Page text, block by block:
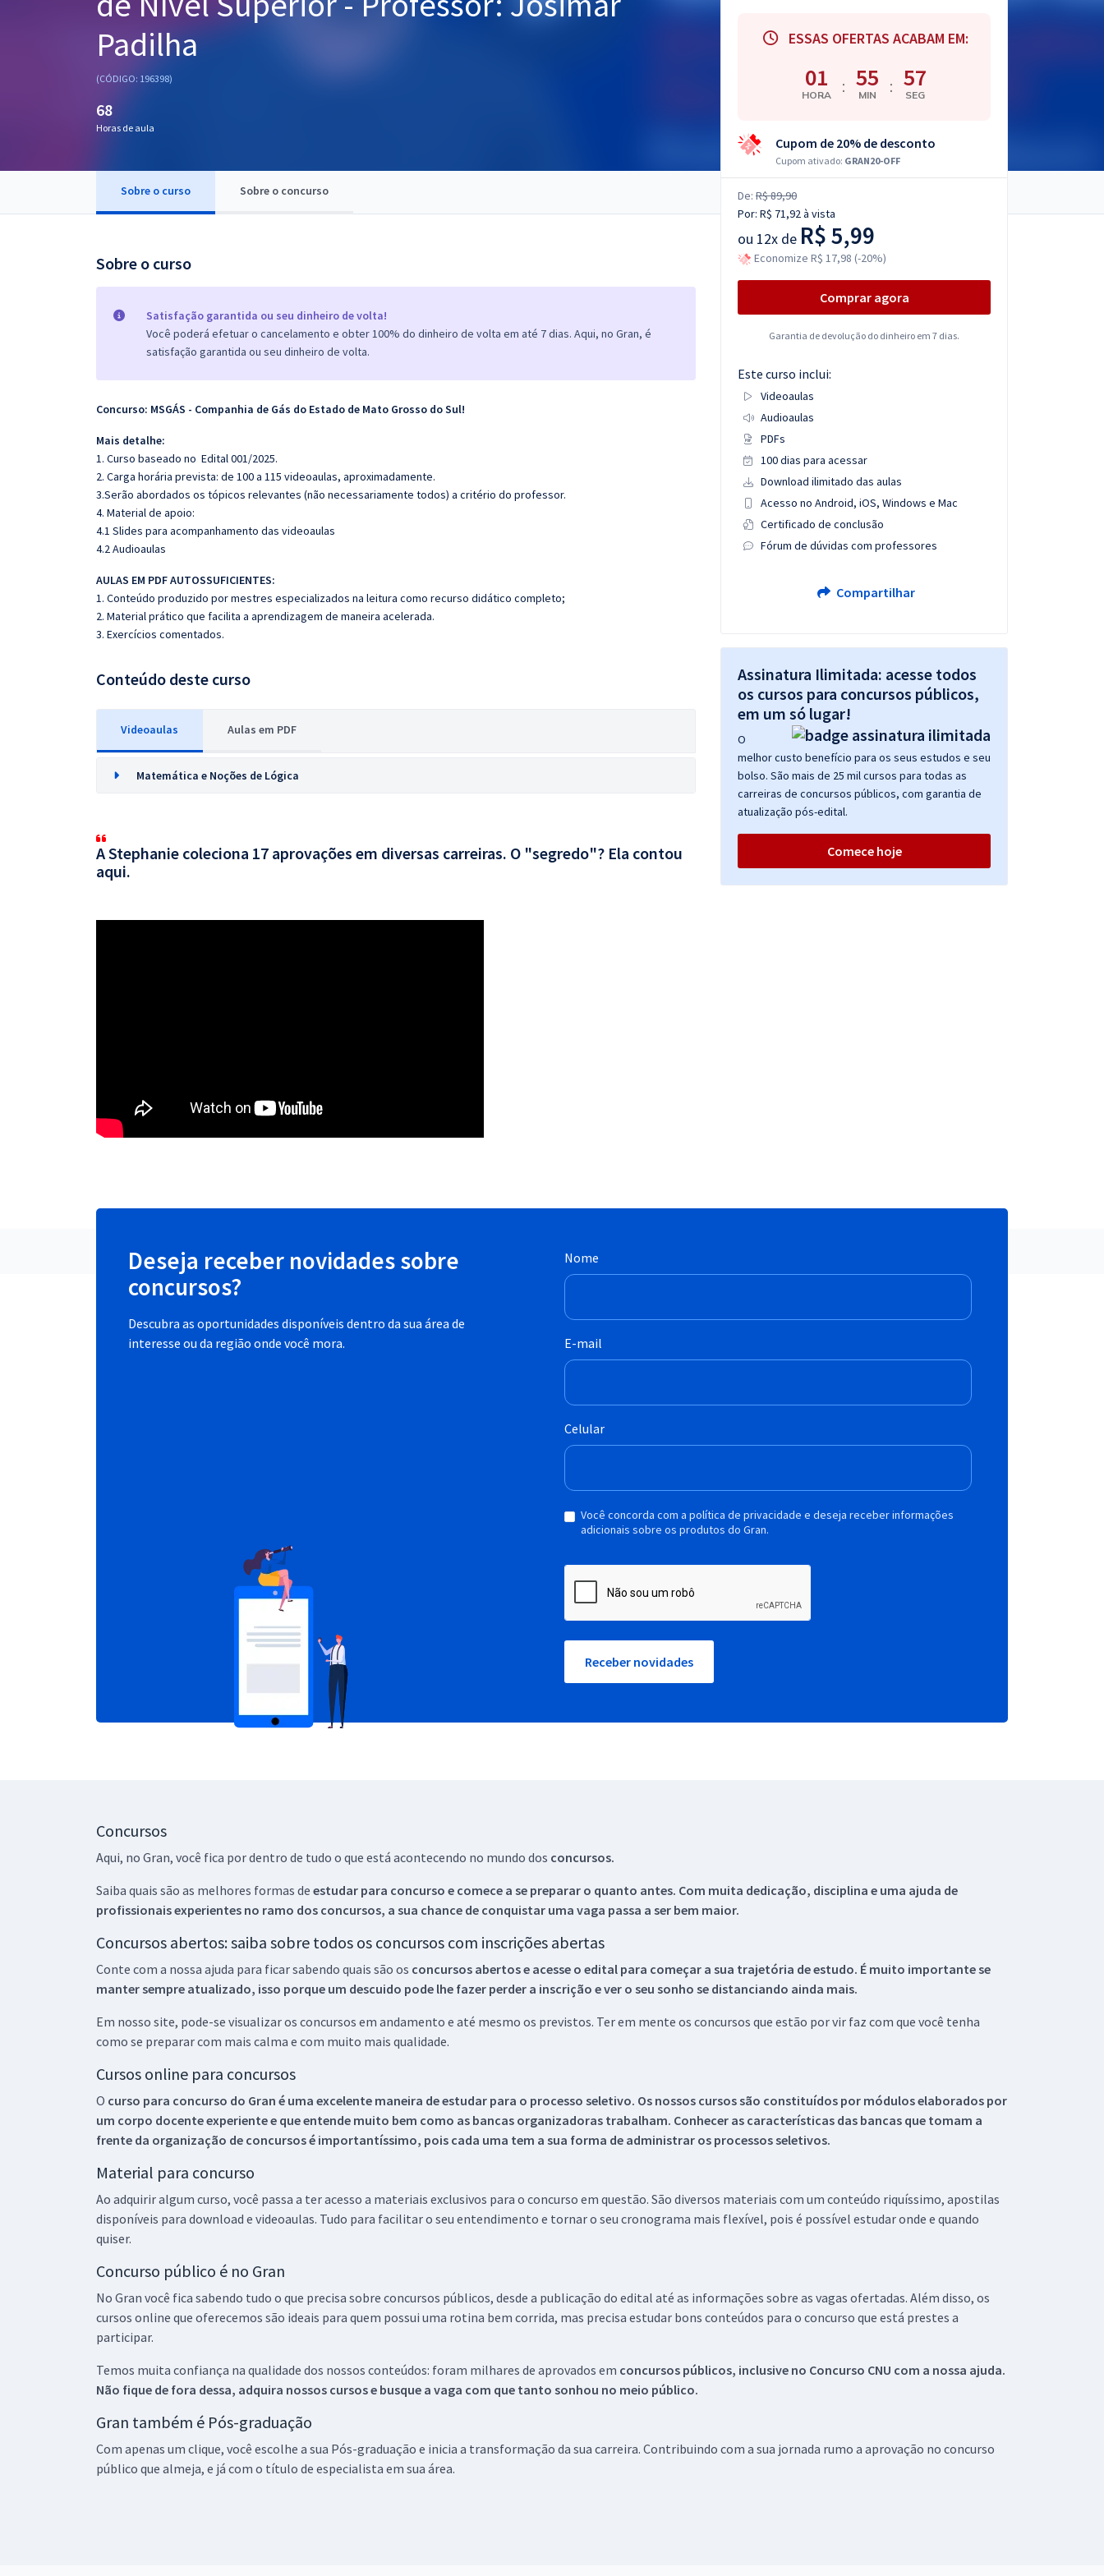
Questões grátis
Padilha
(CÓDIGO: 196398)
68
Horas de aula
Sobre o curso Sobre o concurso
Sobre o curso
Satisfação garantida ou seu dinheiro de volta!
Você poderá efetuar o cancelamento e obter 100% do dinheiro de volta em até 7 dias. Aqui, no Gran, é
satisfação garantida ou seu dinheiro de volta.
Concurso: MSGÁS - Companhia de Gás do Estado de Mato Grosso do Sul!
Mais detalhe:
1. Curso baseado no Edital 001/2025.
2. Carga horária prevista: de 100 a 115 videoaulas, aproximadamente.
3.Serão abordados os tópicos relevantes (não necessariamente todos) a critério do professor.
4. Material de apoio:
4.1 Slides para acompanhamento das videoaulas
4.2 Audioaulas
AULAS EM PDF AUTOSSUFICIENTES:
1. Conteúdo produzido por mestres especializados na leitura como recurso didático completo;
2. Material prático que facilita a aprendizagem de maneira acelerada.
3. Exercícios comentados.
Conteúdo deste curso
Videoaulas Aulas em PDF
Matemática e Noções de Lógica
A Stephanie coleciona 17 aprovações em diversas carreiras. O "segredo"? Ela contou
aqui.
ESSAS OFERTAS ACABAM EM:
01
HORA : 55
MIN : 56
SEG
Cupom de 20% de desconto
Cupom ativado: GRAN20-OFF
De: R$ 89,90
Por: R$ 71,92à vista
ou 12x de R$ 5,99
Economize R$ 17,98 (-20%)
Comprar agora
Garantia de devolução do dinheiro em 7 dias.
Este curso inclui:
Videoaulas
Audioaulas
PDFs
100 dias para acessar
Download ilimitado das aulas
Acesso no Android, iOS, Windows e Mac
Certificado de conclusão
Fórum de dúvidas com professores
Compartilhar
Assinatura Ilimitada: acesse todos
os cursos para concursos públicos,
em um só lugar!
O
melhor custo benefício para os seus estudos e seu
bolso. São mais de 25 mil cursos para todas as
carreiras de concursos públicos, com garantia de
atualização pós-edital.
Comece hoje
Deseja receber novidades sobre
concursos?
Descubra as oportunidades disponíveis dentro da sua área de
interesse ou da região onde você mora.
Nome
E-mail
Celular
Você concorda com a política de privacidade e deseja receber informações
adicionais sobre os produtos do Gran.
Receber novidades
Concursos
Aqui, no Gran, você fica por dentro de tudo o que está acontecendo no mundo dos concursos.
Saiba quais são as melhores formas de estudar para concurso e comece a se preparar o quanto antes. Com muita dedicação, disciplina e uma ajuda de
profissionais experientes no ramo dos concursos, a sua chance de conquistar uma vaga passa a ser bem maior.
Concursos abertos: saiba sobre todos os concursos com inscrições abertas
Conte com a nossa ajuda para ficar sabendo quais são os concursos abertos e acesse o edital para começar a sua trajetória de estudo. É muito importante se
manter sempre atualizado, isso porque um descuido pode lhe fazer perder a inscrição e ver o seu sonho se distanciando ainda mais.
Em nosso site, pode-se visualizar os concursos em andamento e até mesmo os previstos. Ter em mente os concursos que estão por vir faz com que você tenha
como se preparar com mais calma e com muito mais qualidade.
Cursos online para concursos
O curso para concurso do Gran é uma excelente maneira de estudar para o processo seletivo. Os nossos cursos são constituídos por módulos elaborados por
um corpo docente experiente e que entende muito bem como as bancas organizadoras trabalham. Conhecer as características das bancas que tomam a
frente da organização de concursos é importantíssimo, pois cada uma tem a sua forma de administrar os processos seletivos.
Material para concurso
Ao adquirir algum curso, você passa a ter acesso a materiais exclusivos para o concurso em questão. São diversos materiais com um conteúdo riquíssimo, apostilas
disponíveis para download e videoaulas. Tudo para facilitar o seu entendimento e tornar o seu cronograma mais flexível, pois é possível estudar onde e quando
quiser.
Concurso público é no Gran
No Gran você fica sabendo tudo o que precisa sobre concursos públicos, desde a publicação do edital até as informações sobre as vagas ofertadas. Além disso, os
cursos online que oferecemos são ideais para quem possui uma rotina bem corrida, mas precisa estudar bons conteúdos para o concurso que está prestes a
participar.
Temos muita confiança na qualidade dos nossos conteúdos: foram milhares de aprovados em concursos públicos, inclusive no Concurso CNU com a nossa ajuda.
Não fique de fora dessa, adquira nossos cursos e busque a vaga com que tanto sonhou no meio público.
Gran também é Pós-graduação
Com apenas um clique, você escolhe a sua Pós-graduação e inicia a transformação da sua carreira. Contribuindo com a sua jornada rumo a aprovação no concurso
público que almeja, e já com o título de especialista em sua área.